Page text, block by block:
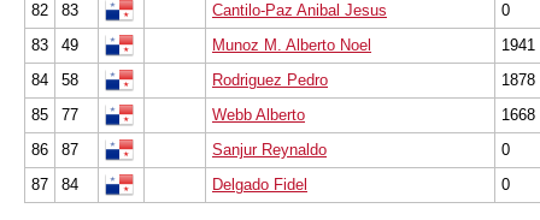
82
83 Cantilo-Paz Anibal Jesus
0
83
49 Munoz M. Alberto Noel
1941
84
58 Rodriguez Pedro
1878
85
77 Webb Alberto
1668
86
87 Sanjur Reynaldo
0
87
84 Delgado Fidel 0